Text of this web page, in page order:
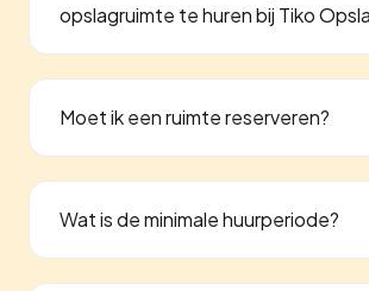
opslagruimte te huren bij Tiko
Moet ik een ruimte reserveren?
Wat is de minimale huurperiode?